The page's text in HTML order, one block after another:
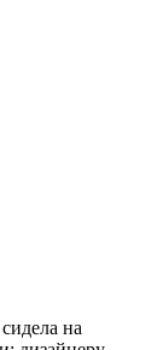
на